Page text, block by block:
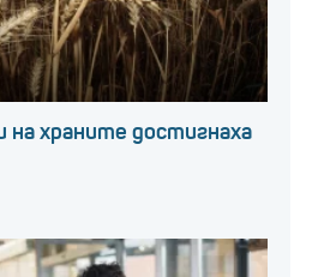
храните достигнаха